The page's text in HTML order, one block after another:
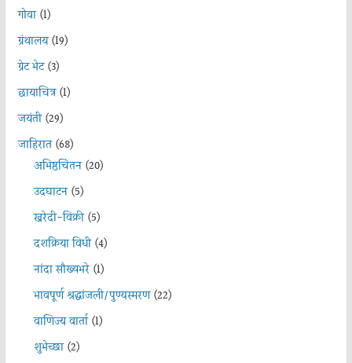
गोवा(1)
ग्रंथालय(19)
ग्रेट भेट(3)
छायाचित्र(1)
जयंती(29)
जाहिरात(68)
अभिष्ठचिंतन(20)
उदघाटन(5)
खरेदी-विक्री(5)
दशक्रिया विधी(4)
नांदा सौख्यभरे(1)
भावपूर्ण श्रद्धांजली/पुण्यस्मरण(22)
वाणिज्य वार्ता(1)
शुभेच्छा(2)